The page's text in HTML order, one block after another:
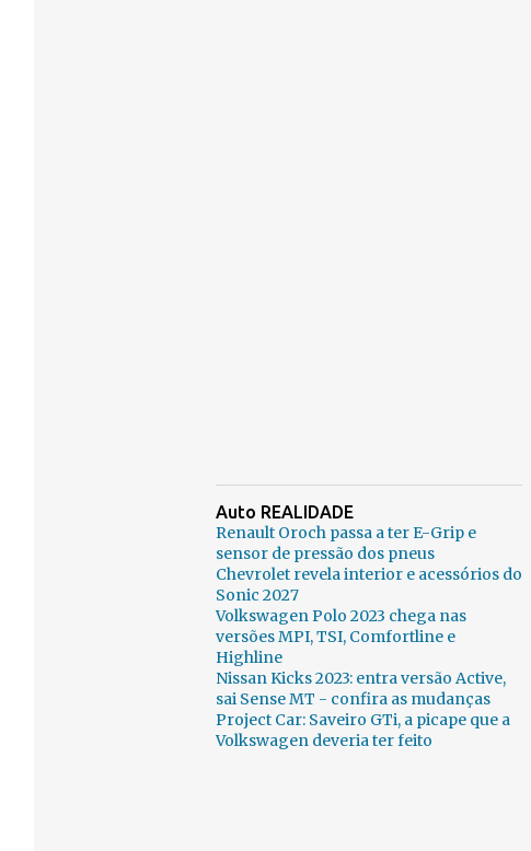
Auto REALIDADE
Renault Oroch passa a ter E-Grip e
sensor de pressão dos pneus
Chevrolet revela interior e acessórios do
Sonic 2027
Volkswagen Polo 2023 chega nas
versões MPI, TSI, Comfortline e
Highline
Nissan Kicks 2023: entra versão Active,
sai Sense MT - confira as mudanças
Project Car: Saveiro GTi, a picape que a
Volkswagen deveria ter feito